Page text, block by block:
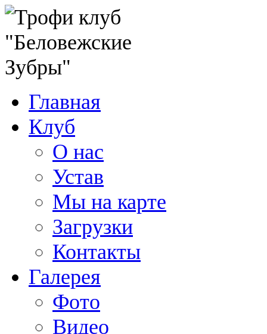
Главная
Клуб
О нас
Устав
Мы на карте
Загрузки
Контакты
Галерея
Фото
Видео